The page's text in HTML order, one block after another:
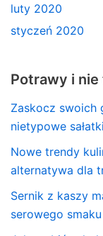
luty 2020
styczeń 2020
Potrawy i
Zaskocz swoich
nietypowe sałatki
Nowe trendy
alternatywa dla
Sernik z kaszy
serowego smaku